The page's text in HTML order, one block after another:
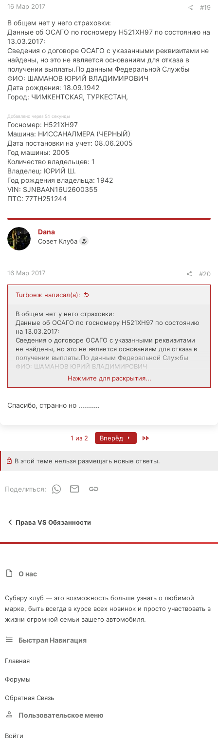
16 Мар 2017 #19
В общем нет у него страховки:
Данные об ОСАГО по госномеру Н521ХН97 по состоянию на
13.03.2017:
Сведения о договоре ОСАГО с указанными реквизитами не
найдены, но это не является основаниям для отказа в
получении выплаты.По данным Федеральной Службы
ФИО: ШАМАНОВ ЮРИЙ ВЛАДИМИРОВИЧ
Дата рождения: 18.09.1942
Город: ЧИМКЕНТСКАЯ, ТУРКЕСТАН,
Добавлено через 54 секунды
Госномер: Н521ХН97
Машина: НИССАНАЛМЕРА (ЧЕРНЫЙ)
Дата постановки на учет: 08.06.2005
Год машины: 2005
Количество владельцев: 1
Владелец: ЮРИЙ Ш.
Год рождения владельца: 1942
VIN: SJNBAAN16U2600355
ПТС: 77ТН251244
Dana
Совет Клуба
16 Мар 2017 #20
Turboеж написал(а):
В общем нет у него страховки:
Данные об ОСАГО по госномеру Н521ХН97 по состоянию
на 13.03.2017:
Сведения о договоре ОСАГО с указанными реквизитами
не найдены, но это не является основаниям для отказа в
получении выплаты.По данным Федеральной Службы
ФИО: ШАМАНОВ ЮРИЙ ВЛАДИМИРОВИЧ
Дата рождения: 18.09.1942
Город: ЧИМКЕНТСКАЯ, ТУРКЕСТАН,
Добавлено через 54 секунды
Госномер: Н521ХН97
Год машины: 2005
Количество владельцев: 1
Год рождения владельца: 1942
Нажмите для раскрытия...
Спасибо, странно но ...........
1 из 2 Вперёд
В этой теме нельзя размещать новые ответы.
Поделиться: WhatsAppЭлектронная почта
Права VS Обязанности
О нас
Субару клуб — это возможность больше узнать о любимой
марке, быть всегда в курсе всех новинок и просто участвовать в
жизни огромной семьи вашего автомобиля.
Быстрая Навигация
Главная
Форумы
Обратная Связь
Пользовательское меню
Войти